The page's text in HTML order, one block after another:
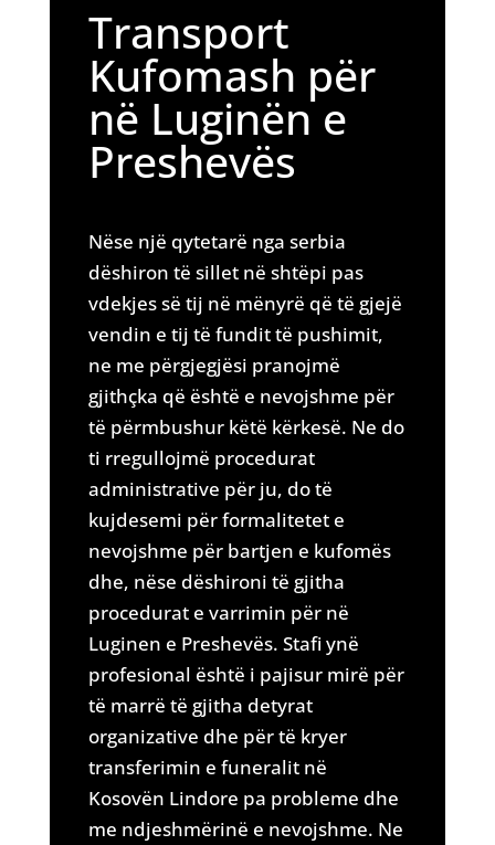
Transport
Kufomash për
në Luginën e
Preshevës
Nëse një qytetarë nga serbia
dëshiron të sillet në shtëpi pas
vdekjes së tij në mënyrë që të gjejë
vendin e tij të fundit të pushimit,
ne me përgjegjësi pranojmë
gjithçka që është e nevojshme për
të përmbushur këtë kërkesë. Ne do
ti rregullojmë procedurat
administrative për ju, do të
kujdesemi për formalitetet e
nevojshme për bartjen e kufomës
dhe, nëse dëshironi të gjitha
procedurat e varrimin për në
Luginen e Preshevës. Stafi ynë
profesional është i pajisur mirë për
të marrë të gjitha detyrat
organizative dhe për të kryer
transferimin e funeralit në
Kosovën Lindore pa probleme dhe
me ndjeshmërinë e nevojshme. Ne